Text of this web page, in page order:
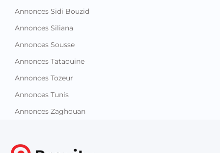
Annonces Sidi Bouzid
Annonces Siliana
Annonces Sousse
Annonces Tataouine
Annonces Tozeur
Annonces Tunis
Annonces Zaghouan